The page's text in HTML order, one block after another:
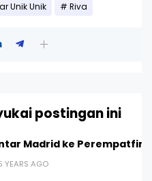
Unik Unik Riva
postingan ini
Madrid ke
YEARS AGO